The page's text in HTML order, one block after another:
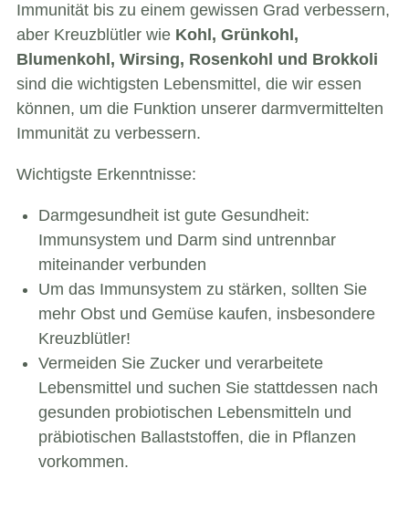
Immunität bis zu einem gewissen Grad verbessern,
aber Kreuzblütler wie Kohl, Grünkohl,
Blumenkohl, Wirsing, Rosenkohl und Brokkoli
sind die wichtigsten Lebensmittel, die wir essen
können, um die Funktion unserer darmvermittelten
Immunität zu verbessern.
Wichtigste Erkenntnisse:
Darmgesundheit ist gute Gesundheit:
Immunsystem und Darm sind untrennbar
miteinander verbunden
Um das Immunsystem zu stärken, sollten Sie
mehr Obst und Gemüse kaufen, insbesondere
Kreuzblütler!
Vermeiden Sie Zucker und verarbeitete
Lebensmittel und suchen Sie stattdessen nach
gesunden probiotischen Lebensmitteln und
präbiotischen Ballaststoffen, die in Pflanzen
vorkommen.